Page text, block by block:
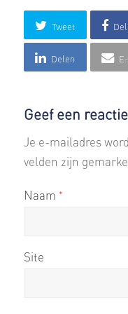
Tweet
Delen
Geef een reactie
Je e-mailadres
velden zijn
Naam *
Site